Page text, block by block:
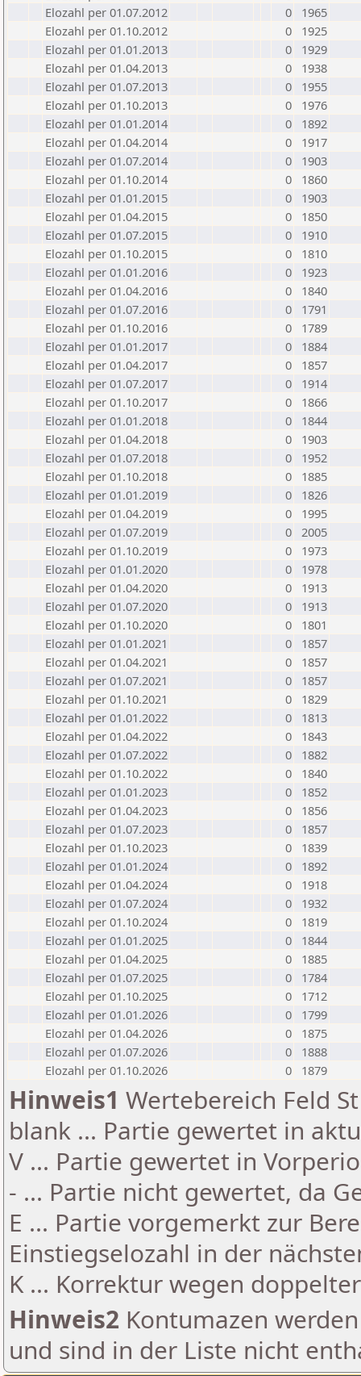
Elozahl per 01.07.2012
0
1965
Elozahl per 01.10.2012
0
1925
Elozahl per 01.01.2013
0
1929
Elozahl per 01.04.2013
0
1938
Elozahl per 01.07.2013
0
1955
Elozahl per 01.10.2013
0
1976
Elozahl per 01.01.2014
0
1892
Elozahl per 01.04.2014
0
1917
Elozahl per 01.07.2014
0
1903
Elozahl per 01.10.2014
0
1860
Elozahl per 01.01.2015
0
1903
Elozahl per 01.04.2015
0
1850
Elozahl per 01.07.2015
0
1910
Elozahl per 01.10.2015
0
1810
Elozahl per 01.01.2016
0
1923
Elozahl per 01.04.2016
0
1840
Elozahl per 01.07.2016
0
1791
Elozahl per 01.10.2016
0
1789
Elozahl per 01.01.2017
0
1884
Elozahl per 01.04.2017
0
1857
Elozahl per 01.07.2017
0
1914
Elozahl per 01.10.2017
0
1866
Elozahl per 01.01.2018
0
1844
Elozahl per 01.04.2018
0
1903
Elozahl per 01.07.2018
0
1952
Elozahl per 01.10.2018
0
1885
Elozahl per 01.01.2019
0
1826
Elozahl per 01.04.2019
0
1995
Elozahl per 01.07.2019
0 2005
Elozahl per 01.10.2019
0
1973
Elozahl per 01.01.2020
0
1978
Elozahl per 01.04.2020
0
1913
Elozahl per 01.07.2020
0
1913
Elozahl per 01.10.2020
0
1801
Elozahl per 01.01.2021
0
1857
Elozahl per 01.04.2021
0
1857
Elozahl per 01.07.2021
0
1857
Elozahl per 01.10.2021
0
1829
Elozahl per 01.01.2022
0
1813
Elozahl per 01.04.2022
0
1843
Elozahl per 01.07.2022
0
1882
Elozahl per 01.10.2022
0
1840
Elozahl per 01.01.2023
0
1852
Elozahl per 01.04.2023
0
1856
Elozahl per 01.07.2023
0
1857
Elozahl per 01.10.2023
0
1839
Elozahl per 01.01.2024
0
1892
Elozahl per 01.04.2024
0
1918
Elozahl per 01.07.2024
0
1932
Elozahl per 01.10.2024
0
1819
Elozahl per 01.01.2025
0
1844
Elozahl per 01.04.2025
0
1885
Elozahl per 01.07.2025
0
1784
Elozahl per 01.10.2025
0
1712
Elozahl per 01.01.2026
0
1799
Elozahl per 01.04.2026
0
1875
Elozahl per 01.07.2026
0
1888
Elozahl per 01.10.2026
0 1879
Hinweis1 Wertebereich Feld
blank ... Partie gewertet in
V ... Partie gewertet in
- ... Partie nicht gewertet, da
E ... Partie vorgemerkt zur
Einstiegselozahl in der
K ... Korrektur wegen
Hinweis2 Kontumazen
und sind in der Liste nicht